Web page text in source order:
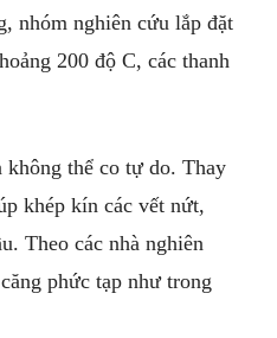
nhóm nghiên cứu lắp đặt
200 độ C, các thanh
không thể co tự do. Thay
khép kín các vết nứt,
Theo các nhà nghiên
phức tạp như trong